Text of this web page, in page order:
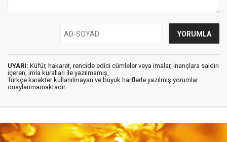
UYARI: Küfür, hakaret, rencide edici cümleler veya imalar, inançlara saldırı
içeren, imla kuralları ile yazılmamış,
Türkçe karakter kullanılmayan ve büyük harflerle yazılmış yorumlar
onaylanmamaktadır.